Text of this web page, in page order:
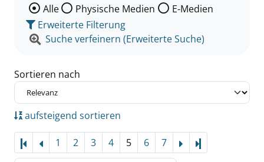
Wählen Sie die Medienart nach der Sie suchen wollen.
Alle Physische Medien
E-Medien
Erweiterte Filterung
Suche verfeinern (Erweiterte Suche)
Sortieren nach
aufsteigend sortieren
1 2 3 4 5 6 7